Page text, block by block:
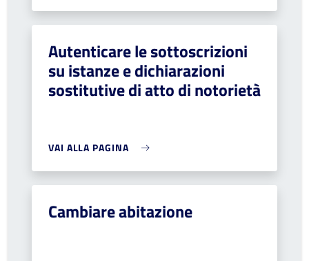
Autenticare le sottoscrizioni
su istanze e dichiarazioni
sostitutive di atto di notorietà
VAI ALLA PAGINA
Cambiare abitazione